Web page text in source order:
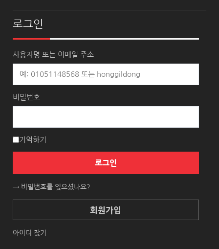
로그인
사용자명 또는 이메일 주소
비밀번호
기억하기
로그인
→ 비밀번호를 잊으셨나요?
회원가입
아이디 찾기